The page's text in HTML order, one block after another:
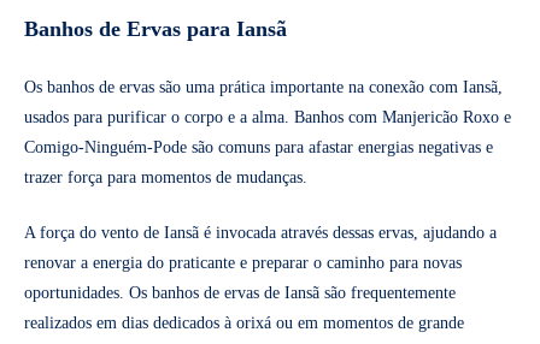
Banhos de Ervas para Iansã
Os banhos de ervas são uma prática importante na conexão com Iansã,
usados para purificar o corpo e a alma. Banhos com Manjericão Roxo e
Comigo-Ninguém-Pode são comuns para afastar energias negativas e
trazer força para momentos de mudanças.
A força do vento de Iansã é invocada através dessas ervas, ajudando a
renovar a energia do praticante e preparar o caminho para novas
oportunidades. Os banhos de ervas de Iansã são frequentemente
realizados em dias dedicados à orixá ou em momentos de grande